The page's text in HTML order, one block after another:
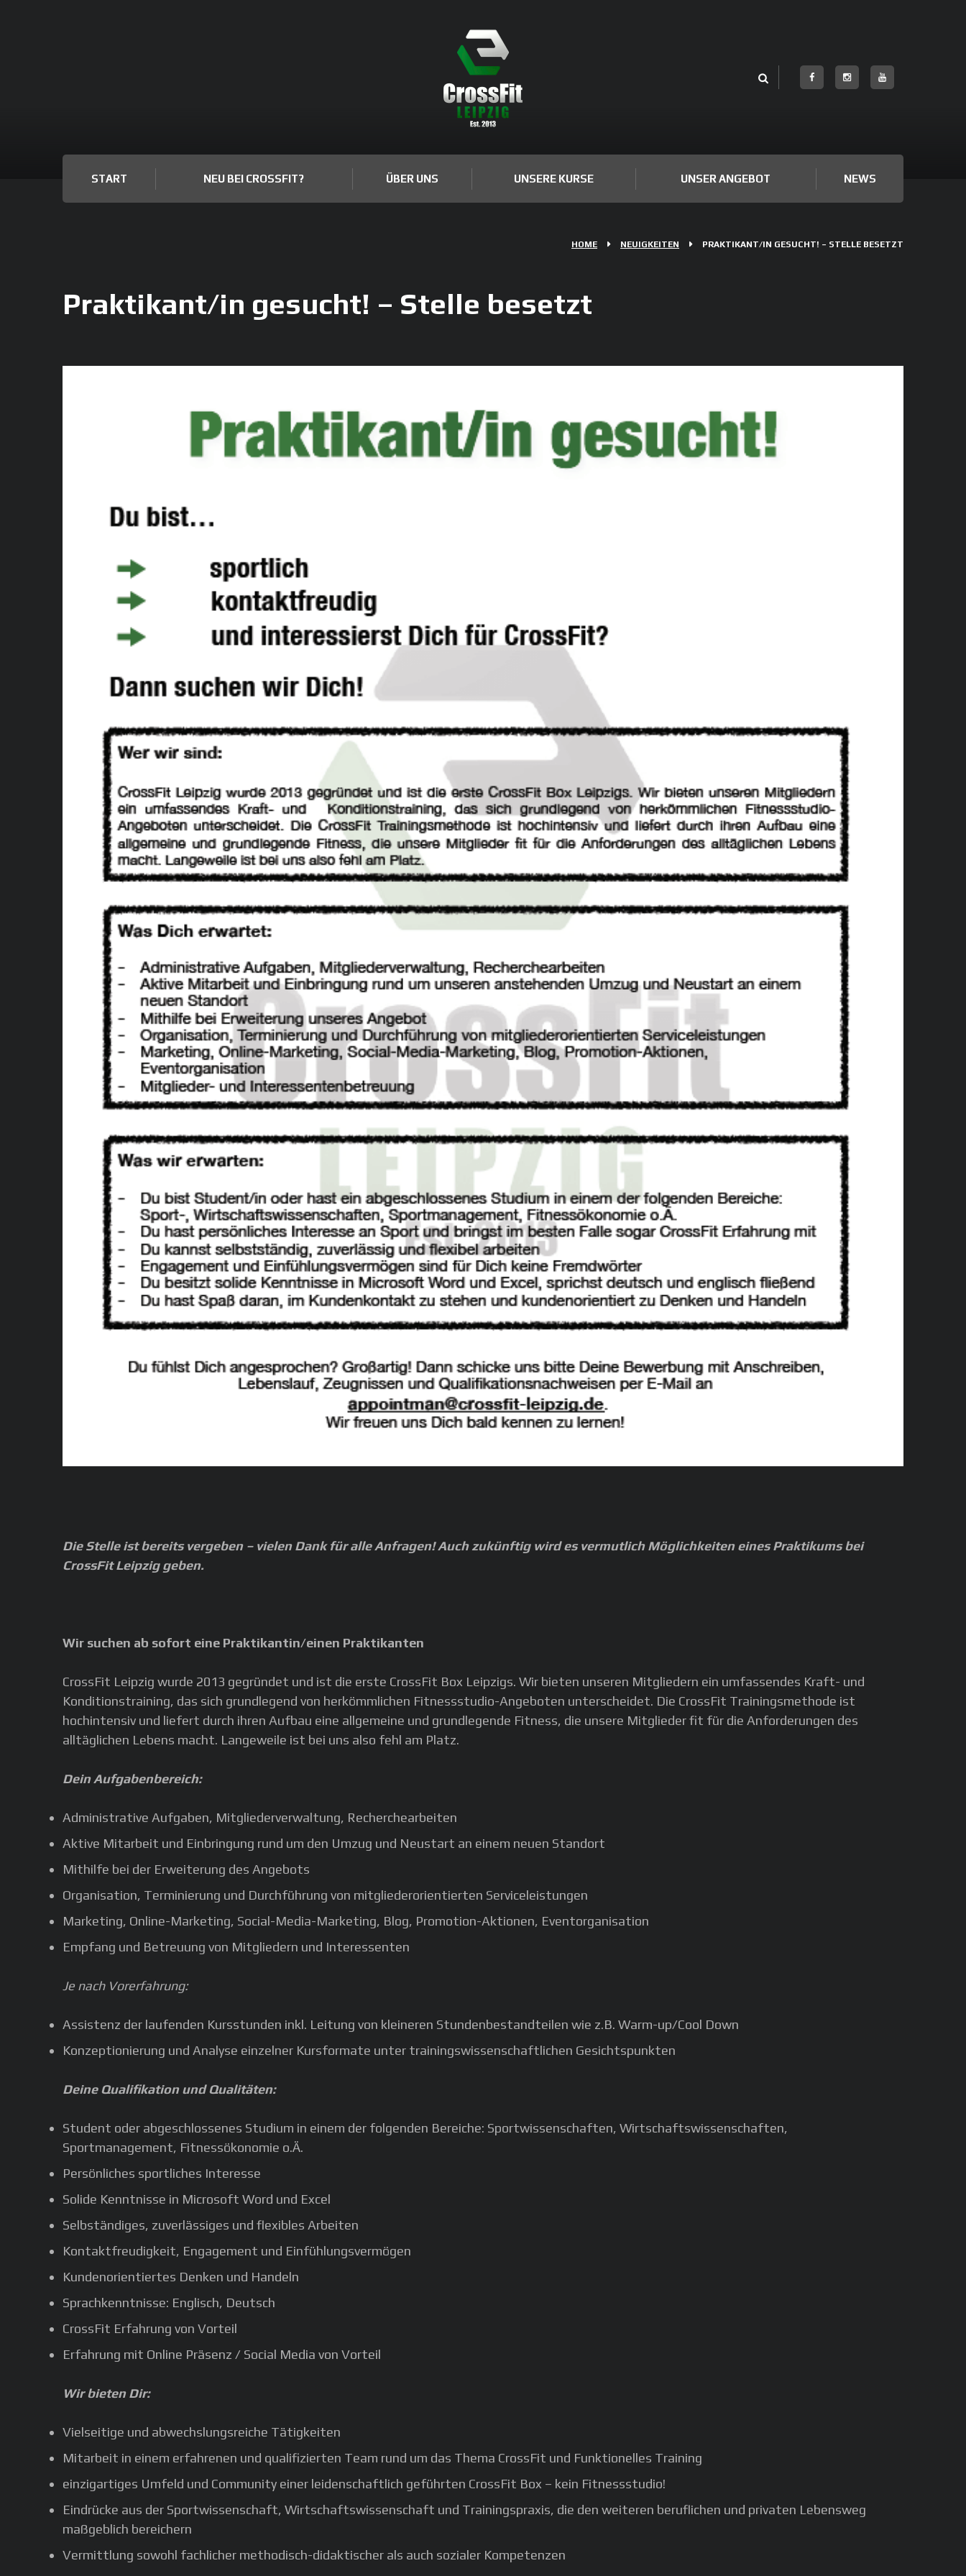
START NEU BEI CROSSFIT? ÜBER UNS UNSERE KURSE UNSER ANGEBOT NEWS
HOME NEUIGKEITEN PRAKTIKANT/IN GESUCHT! – STELLE BESETZT
Praktikant/in gesucht! – Stelle besetzt
Die Stelle ist bereits vergeben – vielen Dank für alle Anfragen! Auch zukünftig wird es vermutlich Möglichkeiten eines Praktikums bei
CrossFit Leipzig geben.
Wir suchen ab sofort eine Praktikantin/einen Praktikanten
CrossFit Leipzig wurde 2013 gegründet und ist die erste CrossFit Box Leipzigs. Wir bieten unseren Mitgliedern ein umfassendes Kraft- und
Konditionstraining, das sich grundlegend von herkömmlichen Fitnessstudio-Angeboten unterscheidet. Die CrossFit Trainingsmethode ist
hochintensiv und liefert durch ihren Aufbau eine allgemeine und grundlegende Fitness, die unsere Mitglieder fit für die Anforderungen des
alltäglichen Lebens macht. Langeweile ist bei uns also fehl am Platz.
Dein Aufgabenbereich:
Administrative Aufgaben, Mitgliederverwaltung, Recherchearbeiten
Aktive Mitarbeit und Einbringung rund um den Umzug und Neustart an einem neuen Standort
Mithilfe bei der Erweiterung des Angebots
Organisation, Terminierung und Durchführung von mitgliederorientierten Serviceleistungen
Marketing, Online-Marketing, Social-Media-Marketing, Blog, Promotion-Aktionen, Eventorganisation
Empfang und Betreuung von Mitgliedern und Interessenten
Je nach Vorerfahrung:
Assistenz der laufenden Kursstunden inkl. Leitung von kleineren Stundenbestandteilen wie z.B. Warm-up/Cool Down
Konzeptionierung und Analyse einzelner Kursformate unter trainingswissenschaftlichen Gesichtspunkten
Deine Qualifikation und Qualitäten:
Student oder abgeschlossenes Studium in einem der folgenden Bereiche: Sportwissenschaften, Wirtschaftswissenschaften,
Sportmanagement, Fitnessökonomie o.Ä.
Persönliches sportliches Interesse
Solide Kenntnisse in Microsoft Word und Excel
Selbständiges, zuverlässiges und flexibles Arbeiten
Kontaktfreudigkeit, Engagement und Einfühlungsvermögen
Kundenorientiertes Denken und Handeln
Sprachkenntnisse: Englisch, Deutsch
CrossFit Erfahrung von Vorteil
Erfahrung mit Online Präsenz / Social Media von Vorteil
Wir bieten Dir:
Vielseitige und abwechslungsreiche Tätigkeiten
Mitarbeit in einem erfahrenen und qualifizierten Team rund um das Thema CrossFit und Funktionelles Training
einzigartiges Umfeld und Community einer leidenschaftlich geführten CrossFit Box – kein Fitnessstudio!
Eindrücke aus der Sportwissenschaft, Wirtschaftswissenschaft und Trainingspraxis, die den weiteren beruflichen und privaten Lebensweg
maßgeblich bereichern
Vermittlung sowohl fachlicher methodisch-didaktischer als auch sozialer Kompetenzen